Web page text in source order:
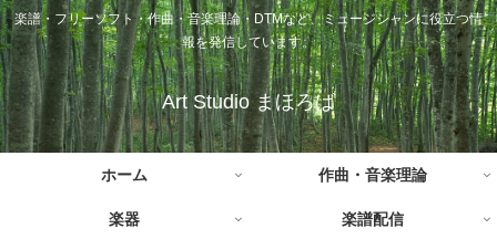
楽譜・フリーソフト・作曲・音楽理論・DTMなど、ミュージシャンに役立つ情
報を発信しています。
Art Studio まほろば
ホーム 作曲・音楽理論
楽器 楽譜配信